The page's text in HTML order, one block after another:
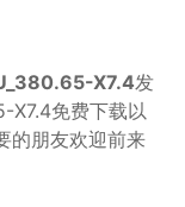
X7.4发
X7.4免费下载以
的朋友欢迎前来